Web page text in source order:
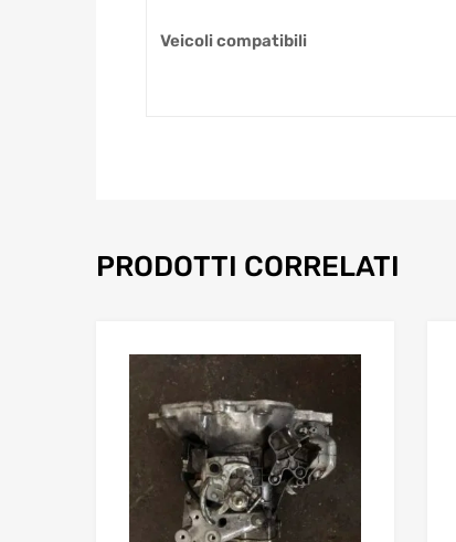
Veicoli compatibili
PRODOTTI CORRELATI